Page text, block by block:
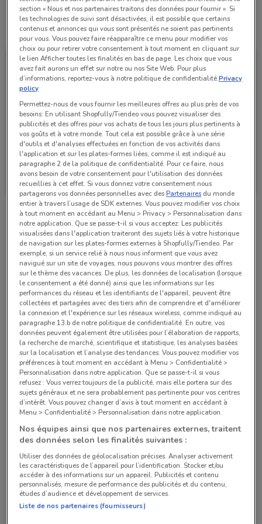
Toutes les offres de ce magasin
Brico Dépôt
Valable jusqu'au 13/08
Magasins Brico Dépôt dans les environs
4 route de saint leu Villetaneuse
9.8 km
OUVERT
Accès par parking de l'hôtel de ville - 61 avenue
joliot curie Nanterre
10.4 km
OUVERT
Route de pontoise Sartrouville
13.8 km
OUVERT
4 rue de Longueraie Vigneux-sur-seine
17.6 km
OUVERT
20.5 km
OUVERT
Tous les magasins Brico Dépôt
section « Nous et nos partenaires traitons des données pour fournir ». Si
les technologies de suivi sont désactivées, il est possible que certains
contenus et annonces qui vous sont présentés ne soient pas pertinents
pour vous. Vous pouvez faire réapparaître ce menu pour modifier vos
choix ou pour retirer votre consentement à tout moment en cliquant sur
le lien Afficher toutes les finalités en bas de page. Les choix que vous
avez fait aurons un effet sur notre ou nos Site Web. Pour plus
d’informations, reportez-vous à notre politique de confidentialité.Privacy
policy
Permettez-nous de vous fournir les meilleures offres au plus près de vos
besoins: En utilisant Shopfully/Tiendeo vous pouvez visualiser des
publicités et des offres pour vos achats de tous les jours plus pertinents à
vos goûts et à votre monde. Tout cela est possible grâce à une série
d'outils et d'analyses effectuées en fonction de vos activités dans
l'application et sur les plates-formes liées, comme il est indiqué au
paragraphe 2 de la politique de confidentialité. Pour ce faire, nous
avons besoin de votre consentement pour l'utilisation des données
recueillies à cet effet. Si vous donnez votre consentement nous
partagerons vos données personnelles avec desPartenaires du monde
entier à travers l’usage de SDK externes. Vous pouvez modifier vos choix
à tout moment en accédant au Menu > Privacy > Personnalisation dans
notre application. Que se passe-t-il si vous acceptez: Les publicités
visualisées dans l'application traiteront des sujets liés à votre historique
de navigation sur les plates-formes externes à Shopfully/Tiendeo. Par
exemple, si un service relié à nous nous informent que vous avez
navigué sur un site de voyages, nous pouvons vous montrer des offres
sur le thème des vacances. De plus, les données de localisation (lorsque
le consentement a été donné) ainsi que les informations sur les
performances du réseau et les identifiants de l'appareil, peuvent être
collectées et partagées avec des tiers afin de comprendre et d'améliorer
la connexion et l'expérience sur les réseaux wireless, comme indiqué au
paragraphe 13.b de notre politique de confidentialité. En outre, vos
données peuvent également être utilisées pour l’élaboration de rapports,
la recherche de marché, scientifique et statistique, les analyses basées
sur la localisation et l’analyse des tendances. Vous pouvez modifier vos
préférences à tout moment en accédant à Menu > Confidentialité >
Personnalisation dans notre application. Que se passe-t-il si vous
refusez : Vous verrez toujours de la publicité, mais elle portera sur des
sujets généraux et ne sera probablement pas pertinente pour vos centres
d’intérêt. Vous pouvez changer d’avis à tout moment en accédant à
Menu > Confidentialité > Personnalisation dans notre application.
Nos équipes ainsi que nos partenaires externes, traitent
des données selon les finalités suivantes :
Utiliser des données de géolocalisation précises. Analyser activement
les caractéristiques de l’appareil pour l’identification. Stocker et/ou
accéder à des informations sur un appareil. Publicités et contenu
personnalisés, mesure de performance des publicités et du contenu,
études d’audience et développement de services.
Liste de nos partenaires (fournisseurs)